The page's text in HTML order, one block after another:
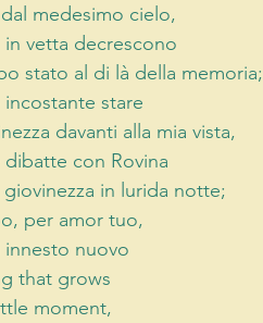
medesimo cielo,
vetta decrescono
stato al di là della memoria;
stare
davanti alla mia vista,
con Rovina
in lurida notte;
per amor tuo,
nuovo
that grows
moment,